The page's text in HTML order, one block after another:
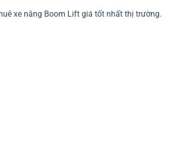
xe nâng Boom Lift giá tốt nhất thị trường.